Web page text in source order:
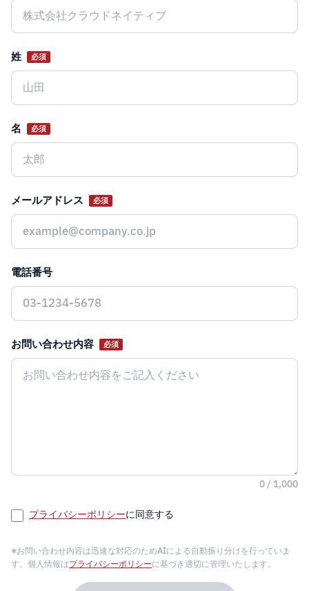
姓 必須
名 必須
メールアドレス 必須
電話番号
お問い合わせ内容 必須
0 / 1,000
プライバシーポリシーに同意する
※お問い合わせ内容は迅速な対応のためAIによる自動振り分けを行っていま
す。個人情報はプライバシーポリシーに基づき適切に管理いたします。